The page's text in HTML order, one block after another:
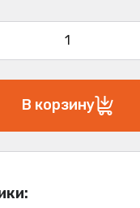
В корзину